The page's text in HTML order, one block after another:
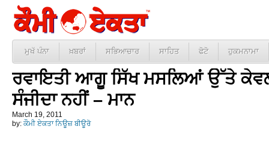
ਮੁਖੱ ਪੰਨਾ ਖ਼ਬਰਾਂ ਸਭਿਆਚਾਰ ਸਾਹਿਤ ਫੋਟੋ ਹੁਕਮਨਾਮਾ
ਰਵਾਇਤੀ ਆਗੂ ਸਿੱਖ ਮਸਲਿਆਂ ਉੱਤੇ
ਸੰਜੀਦਾ ਨਹੀਂ – ਮਾਨ
March 19, 2011
by: ਕੌਮੀ ਏਕਤਾ ਨਿਊਜ਼ ਬੀਊਰੋ